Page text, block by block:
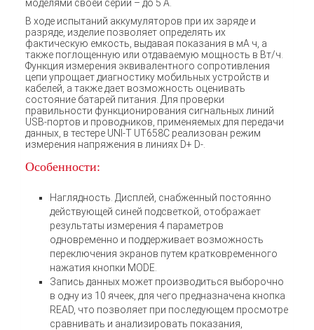
моделями своей серии – до 5 А.
В ходе испытаний аккумуляторов при их заряде и
разряде, изделие позволяет определять их
фактическую емкость, выдавая показания в мА ч, а
также поглощенную или отдаваемую мощность в Вт/ч.
Функция измерения эквивалентного сопротивления
цепи упрощает диагностику мобильных устройств и
кабелей, а также дает возможность оценивать
состояние батарей питания. Для проверки
правильности функционирования сигнальных линий
USB-портов и проводников, применяемых для передачи
данных, в тестере UNI-T UT658C реализован режим
измерения напряжения в линиях D+ D-.
Особенности:
Наглядность. Дисплей, снабженный постоянно
действующей синей подсветкой, отображает
результаты измерения 4 параметров
одновременно и поддерживает возможность
переключения экранов путем кратковременного
нажатия кнопки MODE.
Запись данных может производиться выборочно
в одну из 10 ячеек, для чего предназначена кнопка
READ, что позволяет при последующем просмотре
сравнивать и анализировать показания,